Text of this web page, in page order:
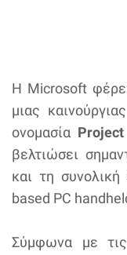
Η Microsoft
μιας
ονομασία
βελτιώσει
και τη
based PC
Σύμφωνα με